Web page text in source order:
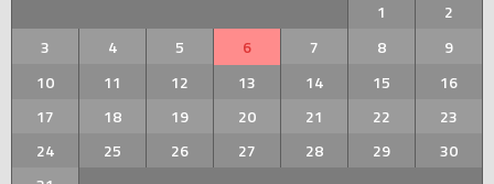
1
2
3
4 5 6 7 8
9
10
11 12 13 14 15
16
17
18 19 20 21 22
23
24
25 26 27 28 29
30